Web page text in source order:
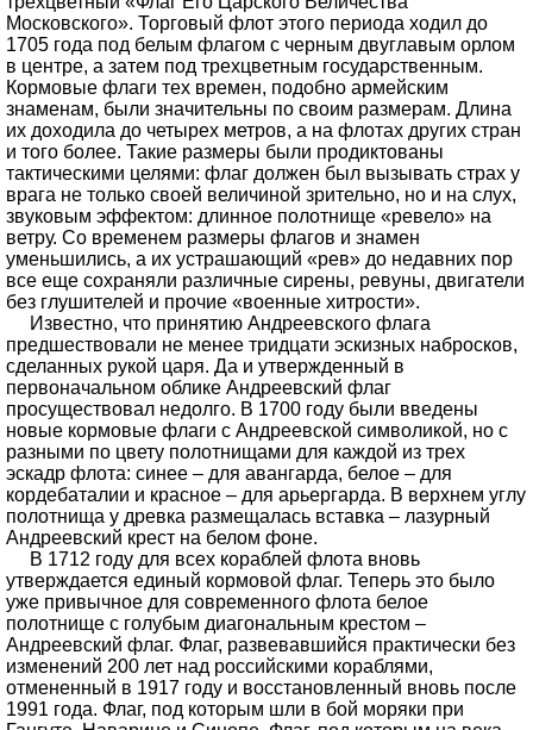
Московского». Торговый флот этого периода ходил до
1705 года под белым флагом с черным двуглавым орлом
в центре, а затем под трехцветным государственным.
Кормовые флаги тех времен, подобно армейским
знаменам, были значительны по своим размерам. Длина
их доходила до четырех метров, а на флотах других стран
и того более. Такие размеры были продиктованы
тактическими целями: флаг должен был вызывать страх у
врага не только своей величиной зрительно, но и на слух,
звуковым эффектом: длинное полотнище «ревело» на
ветру. Со временем размеры флагов и знамен
уменьшились, а их устрашающий «рев» до недавних пор
все еще сохраняли различные сирены, ревуны, двигатели
без глушителей и прочие «военные хитрости».
Известно, что принятию Андреевского флага
предшествовали не менее тридцати эскизных набросков,
сделанных рукой царя. Да и утвержденный в
первоначальном облике Андреевский флаг
просуществовал недолго. В 1700 году были введены
новые кормовые флаги с Андреевской символикой, но с
разными по цвету полотнищами для каждой из трех
эскадр флота: синее – для авангарда, белое – для
кордебаталии и красное – для арьергарда. В верхнем углу
полотнища у древка размещалась вставка – лазурный
Андреевский крест на белом фоне.
В 1712 году для всех кораблей флота вновь
утверждается единый кормовой флаг. Теперь это было
уже привычное для современного флота белое
полотнище с голубым диагональным крестом –
Андреевский флаг. Флаг, развевавшийся практически без
изменений 200 лет над российскими кораблями,
отмененный в 1917 году и восстановленный вновь после
1991 года. Флаг, под которым шли в бой моряки при